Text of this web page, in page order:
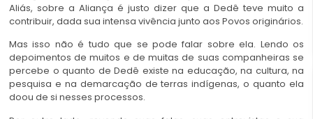
Aliás, sobre a Aliança é justo dizer que a Dedê teve muito a
contribuir, dada sua intensa vivência junto aos Povos originários.
Mas isso não é tudo que se pode falar sobre ela. Lendo os
depoimentos de muitos e de muitas de suas companheiras se
percebe o quanto de Dedê existe na educação, na cultura, na
pesquisa e na demarcação de terras indígenas, o quanto ela
doou de si nesses processos.